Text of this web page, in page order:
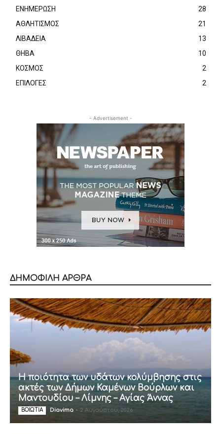
ΕΝΗΜΕΡΩΣΗ
28
ΑΘΛΗΤΙΣΜΟΣ
21
ΛΙΒΑΔΕΙΑ
13
ΘΗΒΑ
10
ΚΟΣΜΟΣ
2
ΕΠΙΛΟΓΕΣ
2
- Advertisement -
ΔΗΜΟΦΙΛΗ ΑΡΘΡΑ
Η ποιότητα των υδάτων κολύμβησης στις
ακτές των Δήμων Καμένων Βούρλων και
Μαντουδίου – Λίμνης – Αγίας Άννας
ΒΟΙΩΤΙΑ Diavima - 2 Αυγούστου, 2026